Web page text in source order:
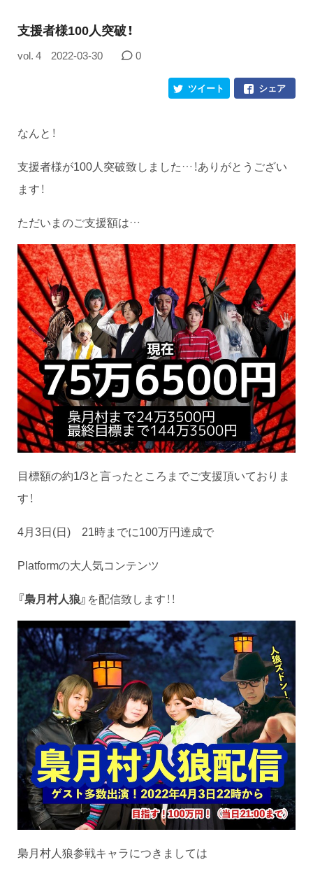
支援者様100人突破！
vol. 4 2022-03-30 0
シェア
ツイート
なんと！
支援者様が100人突破致しました…！ありがとうござい
ます！
ただいまのご支援額は…
目標額の約1/3と言ったところまでご支援頂いておりま
す！
4月3日(日) 21時までに100万円達成で
Platformの大人気コンテンツ
『梟月村人狼』 を配信致します！！
梟月村人狼参戦キャラにつきましては